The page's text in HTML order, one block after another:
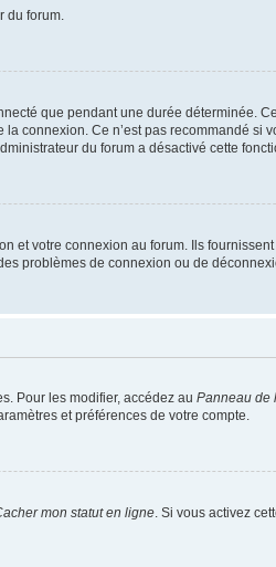
du forum.
que pendant une durée déterminée.
la connexion. Ce n’est pas recommandé si
du forum a désactivé cette
et votre connexion au forum. Ils
problèmes de connexion ou de
Pour les modifier, accédez au Panneau de
et préférences de votre compte.
mon statut en ligne . Si vous activez